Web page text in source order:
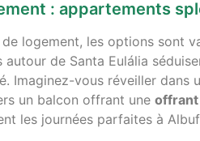
: appartements
de logement, les options sont
autour de Santa Eulália
Imaginez-vous réveiller dans
un balcon offrant une offrant
les journées parfaites à